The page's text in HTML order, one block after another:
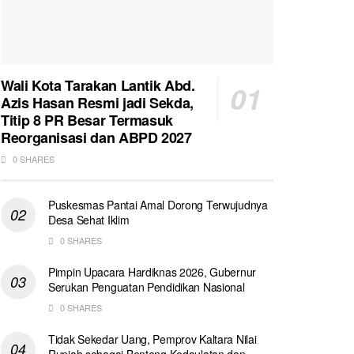
Wali Kota Tarakan Lantik Abd.
Azis Hasan Resmi jadi Sekda,
Titip 8 PR Besar Termasuk
Reorganisasi dan ABPD 2027
0 SHARES
Puskesmas Pantai Amal Dorong Terwujudnya
Desa Sehat Iklim
0 SHARES
Pimpin Upacara Hardiknas 2026, Gubernur
Serukan Penguatan Pendidikan Nasional
0 SHARES
Tidak Sekedar Uang, Pemprov Kaltara Nilai